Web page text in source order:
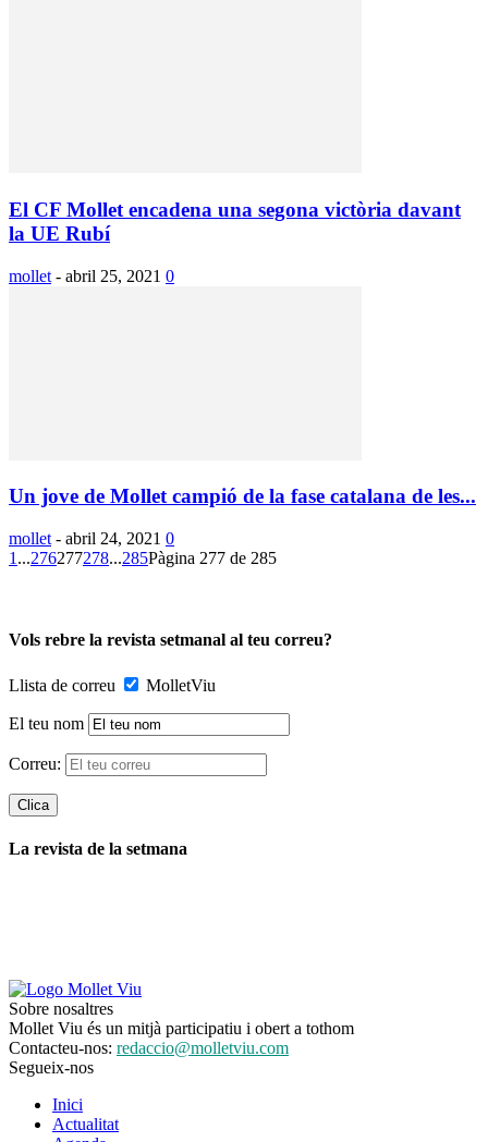
El CF Mollet encadena una segona victòria davant
la UE Rubí
mollet - abril 25, 2021 0
Un jove de Mollet campió de la fase catalana de les...
mollet - abril 24, 2021 0
1 ...276277278...285Pàgina 277 de 285
Vols rebre la revista setmanal al teu correu?
Llista de correu MolletViu
El teu nom
Correu:
La revista de la setmana
Sobre nosaltres
Mollet Viu és un mitjà participatiu i obert a tothom
Contacteu-nos: redaccio@molletviu.com
Segueix-nos
Inici
Actualitat